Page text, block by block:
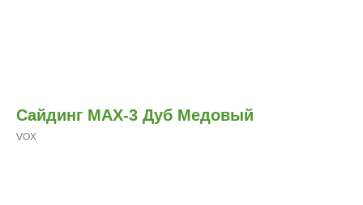
Сайдинг MAX-3 Дуб Медовый
VOX